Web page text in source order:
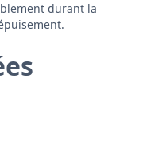
durant la